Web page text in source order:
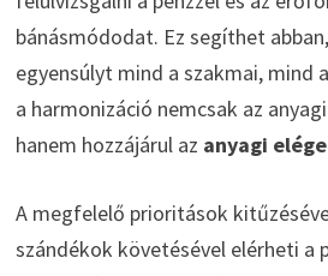
bánásmódodat. Ez segíthet
egyensúlyt mind a szakmai, mind
a harmonizáció nemcsak az
hanem hozzájárul az anyagi
A megfelelő prioritások
szándékok követésével elérheti a